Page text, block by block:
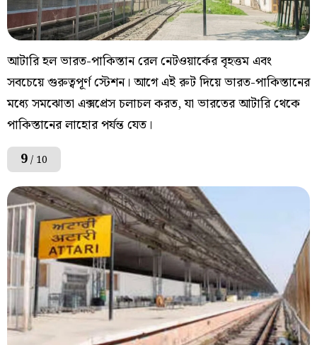
আটারি হল ভারত-পাকিস্তান রেল নেটওয়ার্কের বৃহত্তম এবং
সবচেয়ে গুরুত্বপূর্ণ স্টেশন। আগে এই রুট দিয়ে ভারত-পাকিস্তানের
মধ্যে সমঝোতা এক্সপ্রেস চলাচল করত, যা ভারতের আটারি থেকে
পাকিস্তানের লাহোর পর্যন্ত যেত।
9/ 10